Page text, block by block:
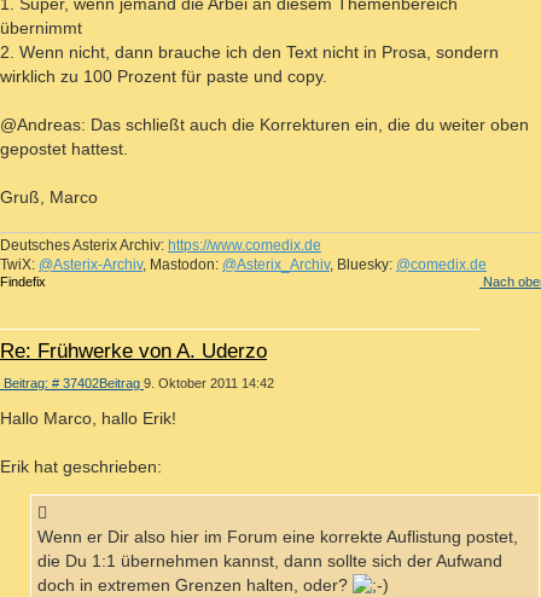
übernimmt
2. Wenn nicht, dann brauche ich den Text nicht in Prosa, sondern
wirklich zu 100 Prozent für paste und copy.
@Andreas: Das schließt auch die Korrekturen ein, die du weiter oben
gepostet hattest.
Gruß, Marco
Deutsches Asterix Archiv: https://www.comedix.de
TwiX: @Asterix-Archiv, Mastodon: @Asterix_Archiv, Bluesky: @comedix.de
Nach
Findefix
Re: Frühwerke von A. Uderzo
Beitrag: # 37402Beitrag 9. Oktober 2011 14:42
Hallo Marco, hallo Erik!
Erik hat geschrieben:
Wenn er Dir also hier im Forum eine korrekte Auflistung postet,
die Du 1:1 übernehmen kannst, dann sollte sich der Aufwand
doch in extremen Grenzen halten, oder?